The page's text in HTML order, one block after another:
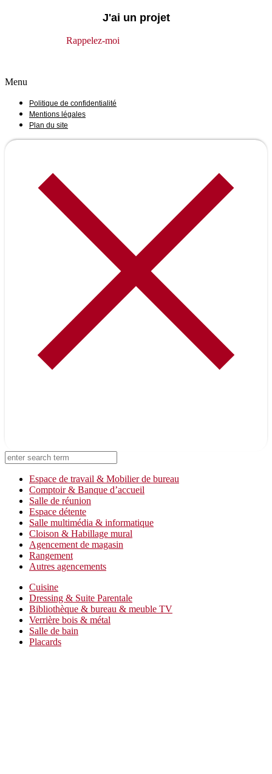
J'ai un projet
Rappelez-moi
Menu
Politique de confidentialité
Mentions légales
Plan du site
Espace de travail & Mobilier de bureau
Comptoir & Banque d’accueil
Salle de réunion
Espace détente
Salle multimédia & informatique
Cloison & Habillage mural
Agencement de magasin
Rangement
Autres agencements
Cuisine
Dressing & Suite Parentale
Bibliothèque & bureau & meuble TV
Verrière bois & métal
Salle de bain
Placards